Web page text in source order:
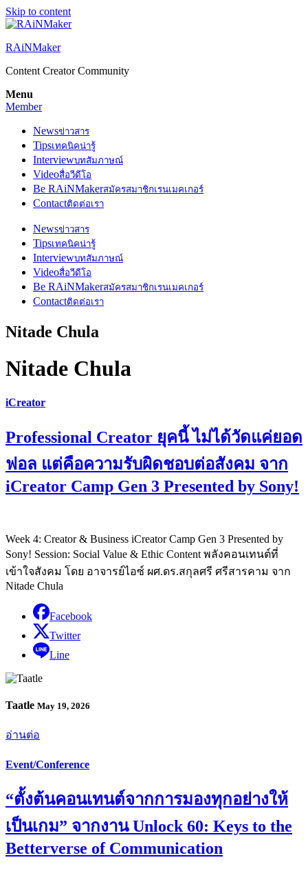
Skip to content
RAiNMaker
Content Creator Community
Menu
Member
Newsข่าวสาร
Tipsเทคนิคน่ารู้
Interviewบทสัมภาษณ์
Videoสื่อวีดีโอ
Be RAiNMakerสมัครสมาชิกเรนเมคเกอร์
Contactติดต่อเรา
Newsข่าวสาร
Tipsเทคนิคน่ารู้
Interviewบทสัมภาษณ์
Videoสื่อวีดีโอ
Be RAiNMakerสมัครสมาชิกเรนเมคเกอร์
Contactติดต่อเรา
Nitade Chula
Nitade Chula
iCreator
Professional Creator ยุคนี้ ไม่ได้วัดแค่ยอด
ฟอล แต่คือความรับผิดชอบต่อสังคม จาก
iCreator Camp Gen 3 Presented by Sony!
Week 4: Creator & Business iCreator Camp Gen 3 Presented by
Sony! Session: Social Value & Ethic Content พลังคอนเทนต์ที่
เข้าใจสังคม โดย อาจารย์ไอซ์ ผศ.ดร.สกุลศรี ศรีสารคาม จาก
Nitade Chula
Facebook
Twitter
Line
Taatle May 19, 2026
อ่านต่อ
Event/Conference
“ตั้งต้นคอนเทนต์จากการมองทุกอย่างให้
เป็นเกม” จากงาน Unlock 60: Keys to the
Betterverse of Communication